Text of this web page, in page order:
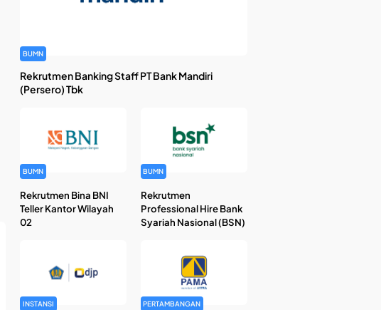
BUMN
Rekrutmen Banking Staff PT Bank Mandiri
(Persero) Tbk
BUMN
Rekrutmen Bina BNI
Teller Kantor Wilayah
02
BUMN
Rekrutmen
Professional Hire Bank
Syariah Nasional (BSN)
INSTANSI PERTAMBANGAN